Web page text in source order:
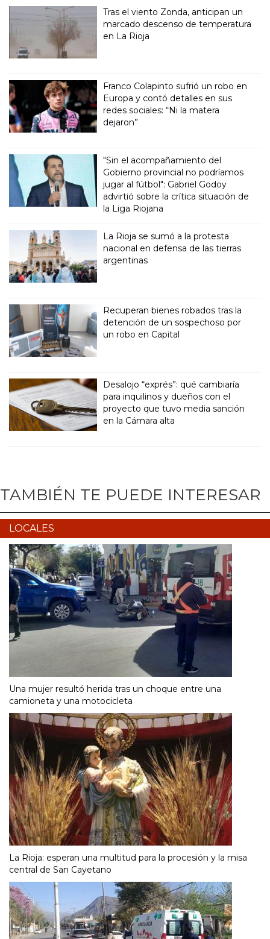
Tras el viento Zonda, anticipan un
marcado descenso de temperatura
en La Rioja
Franco Colapinto sufrió un robo en
Europa y contó detalles en sus
redes sociales: “Ni la matera
dejaron”
"Sin el acompañamiento del
Gobierno provincial no podríamos
jugar al fútbol": Gabriel Godoy
advirtió sobre la crítica situación de
la Liga Riojana
La Rioja se sumó a la protesta
nacional en defensa de las tierras
argentinas
Recuperan bienes robados tras la
detención de un sospechoso por
un robo en Capital
Desalojo “exprés”: qué cambiaría
para inquilinos y dueños con el
proyecto que tuvo media sanción
en la Cámara alta
TAMBIÉN TE PUEDE INTERESAR
LOCALES
Una mujer resultó herida tras un choque entre una
camioneta y una motocicleta
La Rioja: esperan una multitud para la procesión y la misa
central de San Cayetano